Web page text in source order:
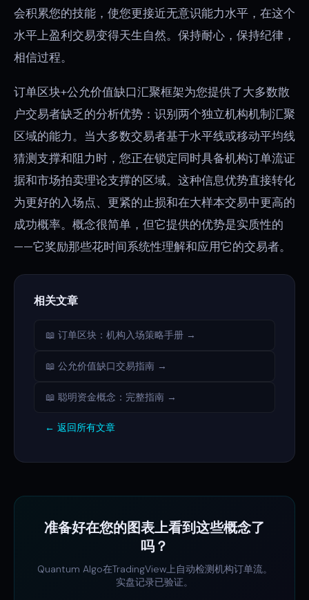
会积累您的技能，使您更接近无意识能力水平，在这个
水平上盈利交易变得天生自然。保持耐心，保持纪律，
相信过程。
订单区块+公允价值缺口汇聚框架为您提供了大多数散
户交易者缺乏的分析优势：识别两个独立机构机制汇聚
区域的能力。当大多数交易者基于水平线或移动平均线
猜测支撑和阻力时，您正在锁定同时具备机构订单流证
据和市场拍卖理论支撑的区域。这种信息优势直接转化
为更好的入场点、更紧的止损和在大样本交易中更高的
成功概率。概念很简单，但它提供的优势是实质性的
——它奖励那些花时间系统性理解和应用它的交易者。
相关文章
📖 订单区块：机构入场策略手册 →
📖 公允价值缺口交易指南 →
📖 聪明资金概念：完整指南 →
← 返回所有文章
准备好在您的图表上看到这些概念了
吗？
Quantum Algo在TradingView上自动检测机构订单流。
实盘记录已验证。